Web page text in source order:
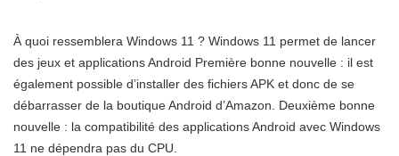
À quoi ressemblera Windows 11 ? Windows 11 permet de lancer
des jeux et applications Android Première bonne nouvelle : il est
également possible d’installer des fichiers APK et donc de se
débarrasser de la boutique Android d’Amazon. Deuxième bonne
nouvelle : la compatibilité des applications Android avec Windows
11 ne dépendra pas du CPU.